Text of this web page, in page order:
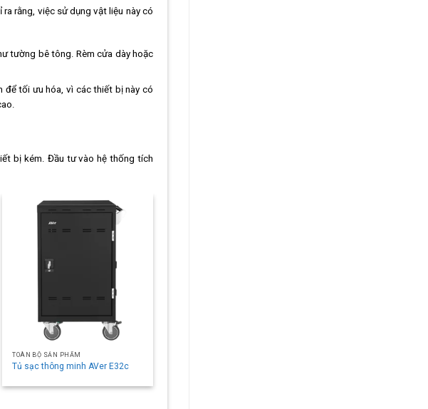
rằng, việc sử dụng vật liệu này có
tường bê tông. Rèm cửa dày hoặc
để tối ưu hóa, vì các thiết bị này có
bị kém. Đầu tư vào hệ thống tích
TOÀN BỘ SẢN PHẨM
Tủ sạc thông minh AVer E32c